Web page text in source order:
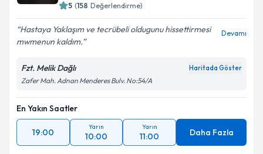
5 (158 Değerlendirme)
Hastaya Yaklaşım ve tecrübeli oldugunu hissettirmesi
mwmenun kaldım.
Devamı
Fzt. Melik Dağlı Haritada Göster
Zafer Mah. Adnan Menderes Bulv. No:54/A
En Yakın Saatler
19:00
Yarın
10:00
Yarın
11:00 Daha Fazla